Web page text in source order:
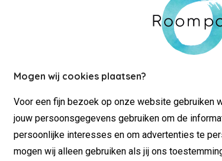
Mogen wij cookies plaatsen?
Voor een fijn bezoek op onze website gebruiken
jouw persoonsgegevens gebruiken om de
persoonlijke interesses en om advertenties te
mogen wij alleen gebruiken als jij ons